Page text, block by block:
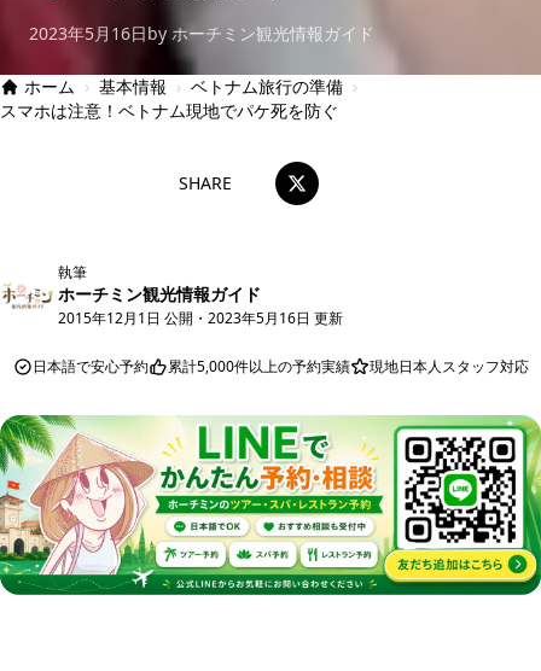
2023年5月16日by ホーチミン観光情報ガイド
ホーム › 基本情報 › ベトナム旅行の準備 ›
スマホは注意！ベトナム現地でパケ死を防ぐ
SHARE
執筆
ホーチミン観光情報ガイド
2015年12月1日 公開 ・ 2023年5月16日 更新
日本語で安心予約 累計5,000件以上の予約実績 現地日本人スタッフ対応